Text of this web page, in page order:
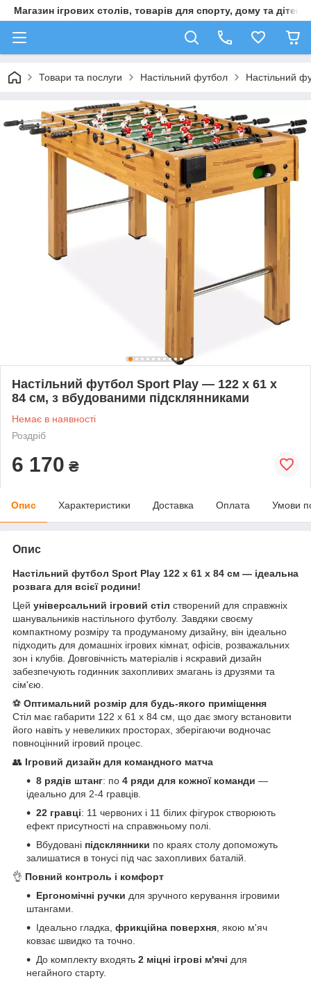
Магазин ігрових столів, товарів для спорту, дому та дітей
Товари та послуги Настільний футбол Настільний
Настільний футбол Sport Play — 122 x 61 x
84 см, з вбудованими підсклянниками
Немає в наявності
Роздріб
6 170 ₴
Опис Характеристики Доставка Оплата Умови
Опис
Настільний футбол Sport Play 122 x 61 x 84 см — ідеальна
розвага для всієї родини!
Цей універсальний ігровий стіл створений для справжніх
шанувальників настільного футболу. Завдяки своєму
компактному розміру та продуманому дизайну, він ідеально
підходить для домашніх ігрових кімнат, офісів, розважальних
зон і клубів. Довговічність матеріалів і яскравий дизайн
забезпечують годинник захопливих змагань із друзями та
сім'єю.
⚽ Оптимальний розмір для будь-якого приміщення
Стіл має габарити 122 х 61 х 84 см, що дає змогу встановити
його навіть у невеликих просторах, зберігаючи водночас
повноцінний ігровий процес.
👥 Ігровий дизайн для командного матча
8 рядів штанг: по 4 ряди для кожної команди —
ідеально для 2-4 гравців.
22 гравці: 11 червоних і 11 білих фігурок створюють
ефект присутності на справжньому полі.
Вбудовані підсклянники по краях столу допоможуть
залишатися в тонусі під час захопливих баталій.
👌 Повний контроль і комфорт
Ергономічні ручки для зручного керування ігровими
штангами.
Ідеально гладка, фрикційна поверхня , якою м'яч
ковзає швидко та точно.
До комплекту входять 2 міцні ігрові м'ячі для
негайного старту.